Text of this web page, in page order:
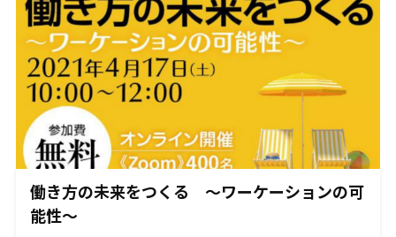
働き方の未来をつくる 〜ワーケーションの可
能性〜